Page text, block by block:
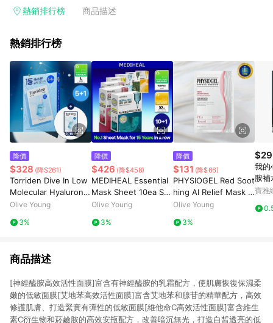
滿活力形象的「自由之島」， 開啟全新肌膚保養的可能性，致力
熱銷排行榜 商品描述
熱銷排行榜
降價
$328 (降$261)
Torriden Dive In Low
Molecular Hyaluronic
Acid Mask Sheet 5+1
Olive Young
3%
降價
$426 (降$458)
MEDIHEAL Essential
Mask Sheet 10ea Set
(+1ea) (OY-Exclusiv
Olive Young
3%
降價
$131 (降$66)
PHYSIOGEL Red Soot
hing AI Relief Mask S
heet 1 Sheet
Olive Young
3%
我的
胺補
寶雅
商品描述
[神經醯胺高效活性面膜]富含有神經醯胺的乳霜配方，使肌膚恢復保濕柔
嫩的低敏面膜[艾地苯高效活性面膜]富含艾地苯和腺苷的精華配方，高效
修護肌膚、打造緊實有彈性的低敏面膜[維他命C高效活性面膜]富含維生
素C衍生物和菸鹼胺的高效安瓶配方，改善暗沉無光，打造白皙透亮的低